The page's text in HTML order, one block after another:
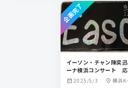
イーソン・チャン陳奕
ーナ横浜コンサート
calendar_month 2025/5/3 location_on 横浜
企画完了